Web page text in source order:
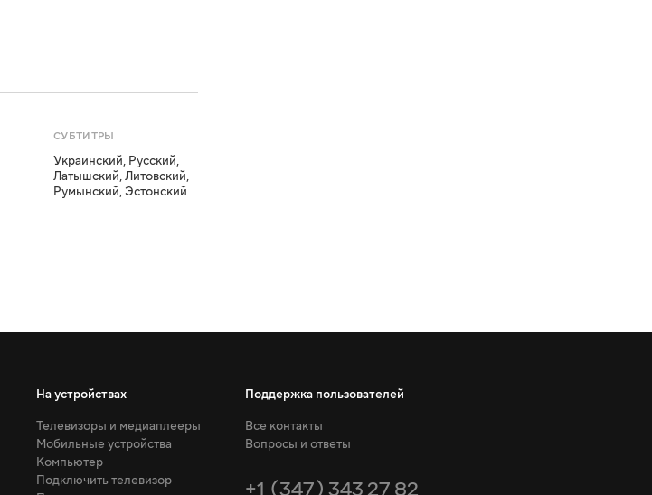
СУБТИТРЫ
Украинский, Русский,
Латышский,Литовский,
Румынский,Эстонский
На устройствах
Телевизоры и медиаплееры
Мобильные устройства
Компьютер
Подключить телевизор
Поддержка пользователей
Все контакты
Вопросы и ответы
+1 (347) 343 27 82